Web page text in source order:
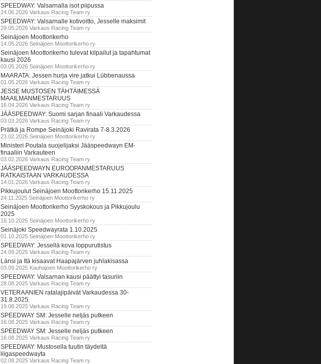
SPEEDWAY: Valsarnalla isot piipussa
24.06.2026 Varkaus Racing Team ry
SPEEDWAY: Valsarnalle kotivoitto, Jesselle maksimit
29.05.2026 Varkaus Racing Team ry
Seinäjoen Moottorikerho
14.05.2026 Seinäjoen Moottorikerho ry
Seinäjoen Moottorikerho tulevat kilpailut ja tapahtumat
kausi 2026
03.05.2026 Seinäjoen Moottorikerho ry
MAARATA: Jessen hurja vire jatkui Lübbenaussa
01.05.2026 Varkaus Racing Team ry
JESSE MUSTOSEN TÄHTÄIMESSÄ
MAAILMANMESTARUUS
16.04.2026 Varkaus Racing Team ry
JÄÄSPEEDWAY: Suomi sarjan finaali Varkaudessa
03.03.2026 Varkaus Racing Team ry
Prätkä ja Rompe Seinäjoki Ravirata 7-8.3.2026
23.02.2026 Seinäjoen Moottorikerho ry
Ministeri Poutala suojelijaksi Jääspeedwayn EM-
finaaliin Varkauteen
03.02.2026 Varkaus Racing Team ry
JÄÄSPEEDWAYN EUROOPANMESTARUUS
RATKAISTAAN VARKAUDESSA
14.01.2026 Varkaus Racing Team ry
Pikkujoulut Seinäjoen Moottorikerho 15.11.2025
24.11.2025 Seinäjoen Moottorikerho ry
Seinäjoen Moottorikerho Syyskokous ja Pikkujoulu
2025
16.10.2025 Seinäjoen Moottorikerho ry
Seinäjoki Speedwayrata 1.10.2025
01.10.2025 Seinäjoen Moottorikerho ry
SPEEDWAY: Jessellä kova loppurutistus
24.09.2025 Varkaus Racing Team ry
Länsi ja Itä kisaavat Haapajärven juhlakisassa
03.09.2025 Kauhajoen Moottorikerho ry
SPEEDWAY: Valsarnan kausi päättyi tasuriin
28.08.2025 Varkaus Racing Team ry
VETERAANIEN ratalajipäivät Varkaudessa 30-
31.8.2025.
19.08.2025 Varkaus Racing Team ry
SPEEDWAY SM: Jesselle neljäs putkeen
16.08.2025 Varkaus Racing Team ry
SPEEDWAY SM: Jesselle neljäs putkeen
16.08.2025 Varkaus Racing Team ry
SPEEDWAY: Mustosella tuutin täydeltä
liigaspeedwayta
02.08.2025 Varkaus Racing Team ry